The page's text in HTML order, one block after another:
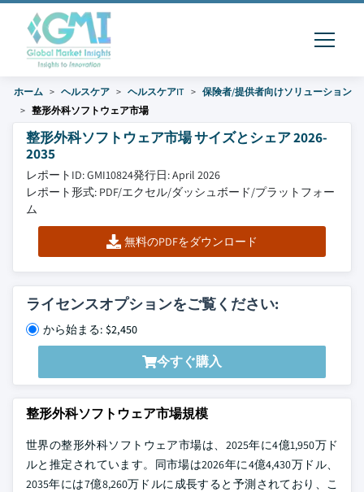
ホーム ヘルスケア ヘルスケアIT
保険者/提供者向けソリューション
整形外科ソフトウェア市場
整形外科ソフトウェア市場 サイズとシェア 2026-
2035
レポートID: GMI10824発行日: April 2026
レポート形式: PDF/エクセル/ダッシュボード/プラットフォー
ム
無料のPDFをダウンロード
ライセンスオプションをご覧ください:
から始まる: $2,450
今すぐ購入
整形外科ソフトウェア市場規模
世界の整形外科ソフトウェア市場は、2025年に4億1,950万ド
ルと推定されています。同市場は2026年に4億4,430万ドル、
2035年には7億8,260万ドルに成長すると予測されており、こ